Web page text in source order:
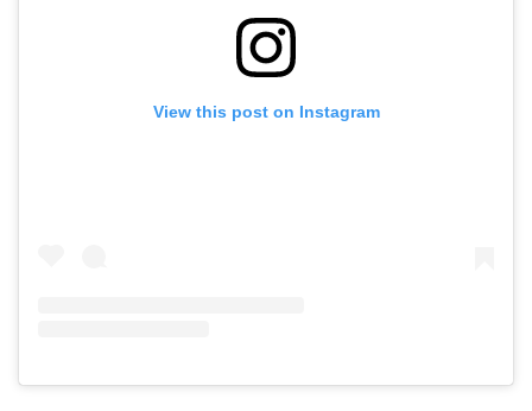
View this post on Instagram